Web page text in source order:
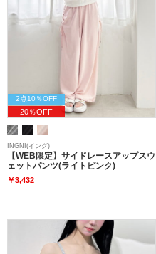
2点10％OFF
20％OFF
INGNI(イング)
【WEB限定】サイドレースアップスウ
ェットパンツ(ライトピンク)
￥3,432